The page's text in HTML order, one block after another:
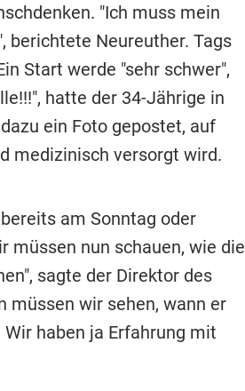
"Ich muss mein
berichtete Neureuther. Tags
Start werde "sehr schwer",
hatte der 34-Jährige in
ein Foto gepostet, auf
medizinisch versorgt wird.
am Sonntag oder
müssen nun schauen, wie die
sagte der Direktor des
müssen wir sehen, wann er
haben ja Erfahrung mit